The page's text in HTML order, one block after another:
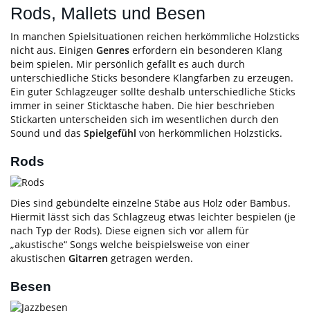
Rods, Mallets und Besen
In manchen Spielsituationen reichen herkömmliche Holzsticks
nicht aus. Einigen Genres erfordern ein besonderen Klang
beim spielen. Mir persönlich gefällt es auch durch
unterschiedliche Sticks besondere Klangfarben zu erzeugen.
Ein guter Schlagzeuger sollte deshalb unterschiedliche Sticks
immer in seiner Sticktasche haben. Die hier beschrieben
Stickarten unterscheiden sich im wesentlichen durch den
Sound und das Spielgefühl von herkömmlichen Holzsticks.
Rods
Dies sind gebündelte einzelne Stäbe aus Holz oder Bambus.
Hiermit lässt sich das Schlagzeug etwas leichter bespielen (je
nach Typ der Rods). Diese eignen sich vor allem für
„akustische“ Songs welche beispielsweise von einer
akustischen Gitarren getragen werden.
Besen